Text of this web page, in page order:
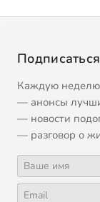
Каждую
— анонсы
— новости
— разговор о